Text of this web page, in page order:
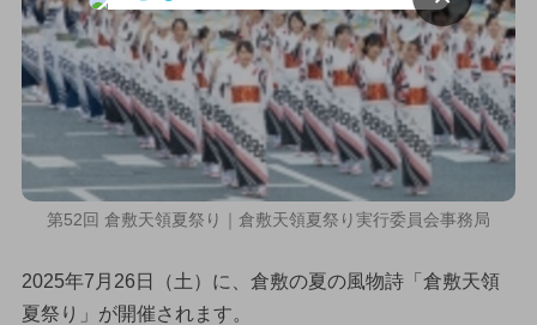
第52回 倉敷天領夏祭り｜倉敷天領夏祭り実行委員会事務局
2025年7月26日（土）に、倉敷の夏の風物詩「倉敷天領
夏祭り」が開催されます。